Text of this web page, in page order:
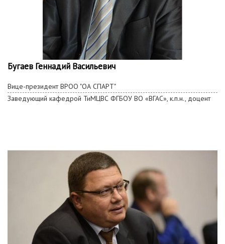
Бугаев Геннадий Васильевич
Вице-президент ВРОО "ОА СПАРТ"
Заведующий кафедрой ТиМЦВС ФГБОУ ВО «ВГАС», к.п.н., доцент